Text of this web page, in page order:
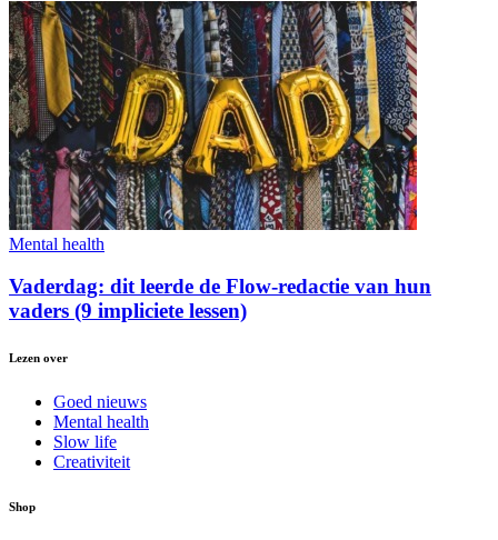
Mental health
Vaderdag: dit leerde de Flow-redactie van hun
vaders (9 impliciete lessen)
Lezen over
Goed nieuws
Mental health
Slow life
Creativiteit
Shop